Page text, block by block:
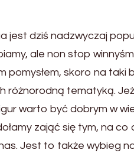
jest dziś nadzwyczaj
ale non stop
pomysłem, skoro na taki
różnorodną tematyką.
warto być dobrym w
zająć się tym, na
Jest to także wybieg